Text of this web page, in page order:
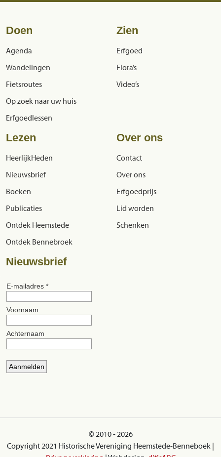
Doen
Agenda
Wandelingen
Fietsroutes
Op zoek naar uw huis
Erfgoedlessen
Zien
Erfgoed
Flora’s
Video’s
Lezen
HeerlijkHeden
Nieuwsbrief
Boeken
Publicaties
Ontdek Heemstede
Ontdek Bennebroek
Over ons
Contact
Over ons
Erfgoedprijs
Lid worden
Schenken
Nieuwsbrief
© 2010 - 2026
Copyright 2021 Historische Vereniging Heemstede-Benneboek |